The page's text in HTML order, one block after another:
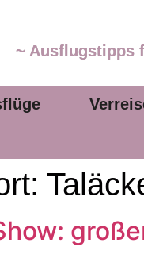
~ Ausflugstipps